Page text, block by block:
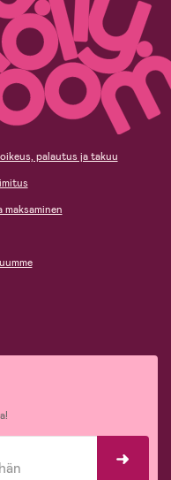
palautus ja takuu
maksaminen